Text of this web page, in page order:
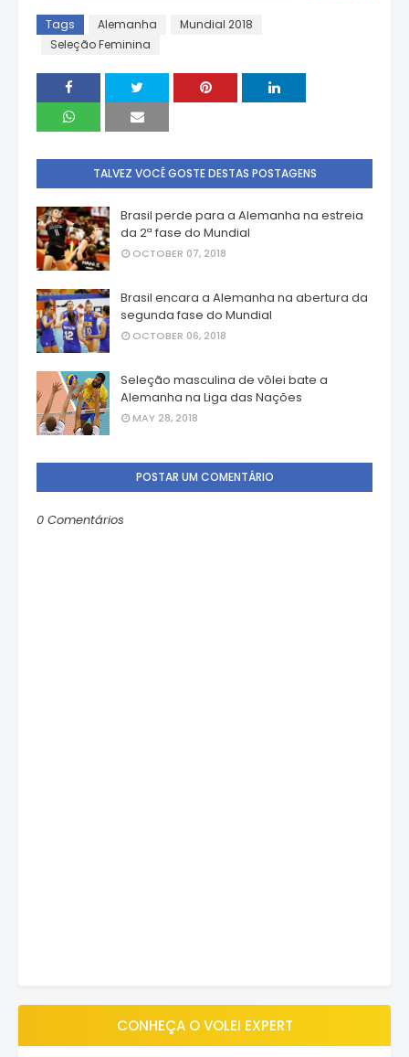
Tags Alemanha
Mundial 2018
Seleção Feminina
TALVEZ VOCÊ GOSTE DESTAS POSTAGENS
Brasil perde para a Alemanha na estreia
da 2ª fase do Mundial
OCTOBER 07, 2018
Brasil encara a Alemanha na abertura da
segunda fase do Mundial
OCTOBER 06, 2018
Seleção masculina de vôlei bate a
Alemanha na Liga das Nações
MAY 28, 2018
POSTAR UM COMENTÁRIO
0 Comentários
CONHEÇA O VOLEI EXPERT